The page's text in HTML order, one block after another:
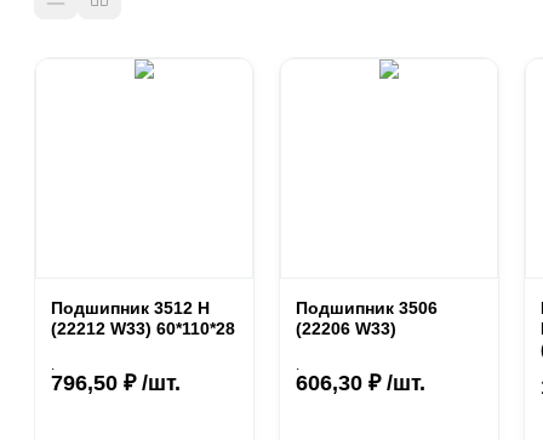
Подшипник 3512 Н
(22212 W33) 60*110*28
.
796,50 ₽ /шт.
Подшипник 3506
(22206 W33)
.
606,30 ₽ /шт.